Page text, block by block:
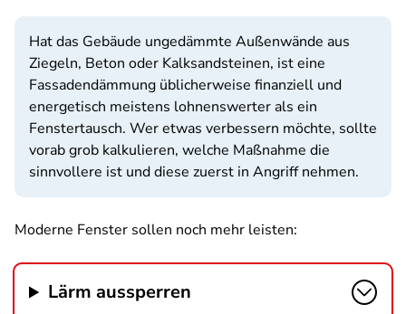
Hat das Gebäude ungedämmte Außenwände aus
Ziegeln, Beton oder Kalksandsteinen, ist eine
Fassadendämmung üblicherweise finanziell und
energetisch meistens lohnenswerter als ein
Fenstertausch. Wer etwas verbessern möchte, sollte
vorab grob kalkulieren, welche Maßnahme die
sinnvollere ist und diese zuerst in Angriff nehmen.
Moderne Fenster sollen noch mehr leisten:
Lärm aussperren